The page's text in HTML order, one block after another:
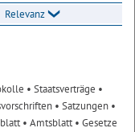
Relevanz
• Staatsverträge •
• Satzungen •
• Amtsblatt• Gesetze